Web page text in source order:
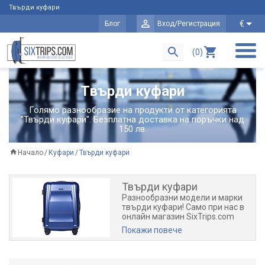
Твърди куфари
Блог Вход/Регистрация €
(0)
Твърди куфари
Голямо разнообразие на продукти от категорията
"Твърди куфари". Безплатна доставка на поръчки над
150 лв.
Начало Куфари Твърди куфари
Твърди куфари
Разнообразни модели и марки
твърди куфари! Само при нас в
онлайн магазин SixTrips.com
всеки твърд куфар е подбран да
бъде достатъчно качествен и
Покажи повече